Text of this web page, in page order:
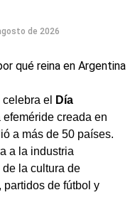
propio limonero en
vivero municipal
seguí nuestra
COMPOST
LIMONERO
sus experiencias
remarcaron
sino que protege,
y aporta
un comienzo
acciones que
de 2026
el
Día
efeméride creada en
a más de 50 países.
a la industria
la cultura de
de fútbol y